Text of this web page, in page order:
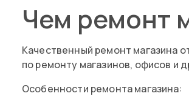
Чем ремонт
Качественный ремонт магазина
по ремонту магазинов, офисов и
Особенности ремонта магазина: